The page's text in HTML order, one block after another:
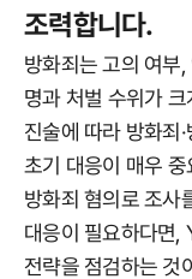
조력합니다.
방화죄는 고의 여부
명과 처벌 수위가
진술에 따라 방화죄
초기 대응이 매우
방화죄 혐의로 조사
대응이 필요하다면,
전략을 점검하는 것